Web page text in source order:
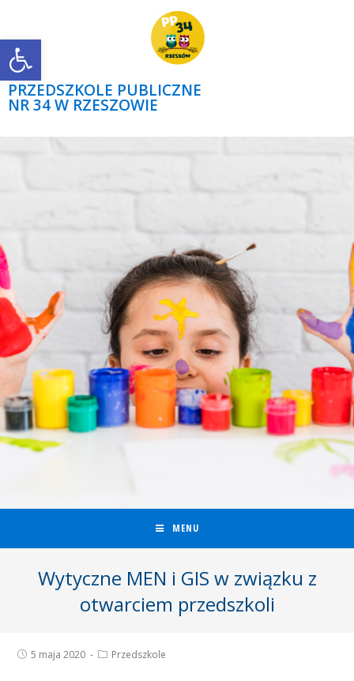
Open toolbar
PRZEDSZKOLE PUBLICZNE
NR 34 W RZESZOWIE
MENU
Wytyczne MEN i GIS w związku z
otwarciem przedszkoli
5 maja 2020 Przedszkole